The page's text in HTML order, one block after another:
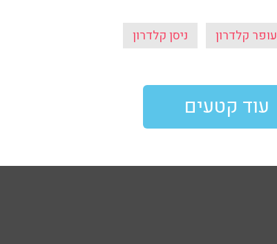
עופר קלדרון ניסן קלדרון
עוד קטעים